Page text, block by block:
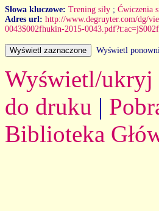
Słowa kluczowe: Trening siły ; Ćwiczenia
Adres url: http://www.degruyter.com/dg/
0043$002fhukin-2015-
Wyświetl
Wyświetl/ukryj
do druku |
Biblioteka